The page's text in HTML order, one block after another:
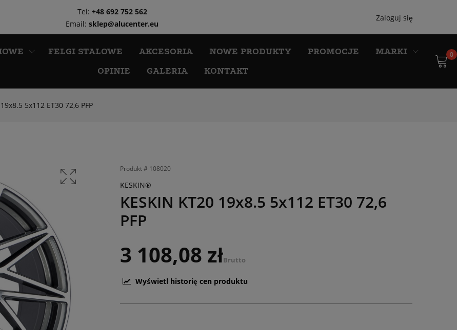
Tel: +48 692 752 562
Email:sklep@alucenter.eu
Zaloguj się
FELGI STALOWE AKCESORIA NOWE PRODUKTY PROMOCJE
MARKI
OPINIE
GALERIA KONTAKT
0
5x112 ET30 72,6 PFP
Produkt # 108020
KESKIN®
KESKIN KT20 19x8.5 5x112 ET30 72,6
PFP
3 108,08 złBrutto
Wyświetl historię cen produktu